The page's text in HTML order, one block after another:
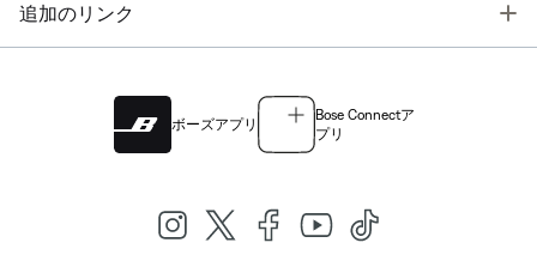
追加のリンク
ボーズアプリ
Bose Connectア
プリ